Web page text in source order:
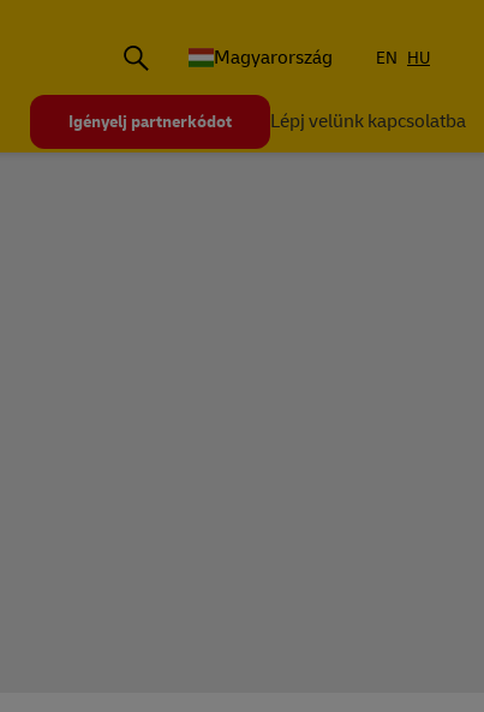
Magyarország
EN HU
Igényelj partnerkódot Lépj velünk kapcsolatba